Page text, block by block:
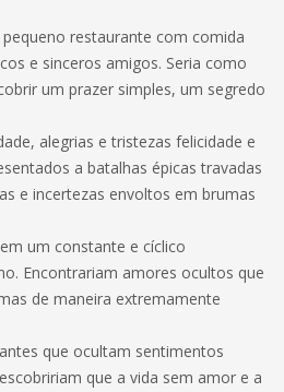
restaurante com comida
e sinceros amigos. Seria como
um prazer simples, um segredo
alegrias e tristezas felicidade e
a batalhas épicas travadas
e incertezas envoltos em brumas
um constante e cíclico
Encontrariam amores ocultos que
de maneira extremamente
que ocultam sentimentos
que a vida sem amor e a